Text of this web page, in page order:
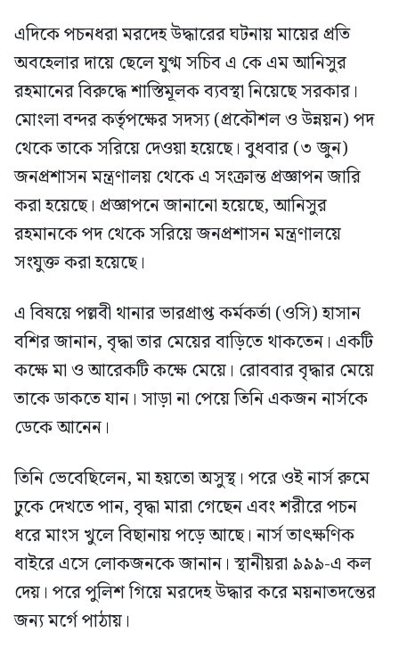
এদিকে পচনধরা মরদেহ উদ্ধারের ঘটনায় মায়ের প্রতি
অবহেলার দায়ে ছেলে যুগ্ম সচিব এ কে এম আনিসুর
রহমানের বিরুদ্ধে শাস্তিমূলক ব্যবস্থা নিয়েছে সরকার।
মোংলা বন্দর কর্তৃপক্ষের সদস্য (প্রকৌশল ও উন্নয়ন) পদ
থেকে তাকে সরিয়ে দেওয়া হয়েছে। বুধবার (৩ জুন)
জনপ্রশাসন মন্ত্রণালয় থেকে এ সংক্রান্ত প্রজ্ঞাপন জারি
করা হয়েছে। প্রজ্ঞাপনে জানানো হয়েছে, আনিসুর
রহমানকে পদ থেকে সরিয়ে জনপ্রশাসন মন্ত্রণালয়ে
সংযুক্ত করা হয়েছে।
এ বিষয়ে পল্লবী থানার ভারপ্রাপ্ত কর্মকর্তা (ওসি) হাসান
বশির জানান, বৃদ্ধা তার মেয়ের বাড়িতে থাকতেন। একটি
কক্ষে মা ও আরেকটি কক্ষে মেয়ে। রোববার বৃদ্ধার মেয়ে
তাকে ডাকতে যান। সাড়া না পেয়ে তিনি একজন নার্সকে
ডেকে আনেন।
তিনি ভেবেছিলেন, মা হয়তো অসুস্থ। পরে ওই নার্স রুমে
ঢুকে দেখতে পান, বৃদ্ধা মারা গেছেন এবং শরীরে পচন
ধরে মাংস খুলে বিছানায় পড়ে আছে। নার্স তাৎক্ষণিক
বাইরে এসে লোকজনকে জানান। স্থানীয়রা ৯৯৯-এ কল
দেয়। পরে পুলিশ গিয়ে মরদেহ উদ্ধার করে ময়নাতদন্তের
জন্য মর্গে পাঠায়।